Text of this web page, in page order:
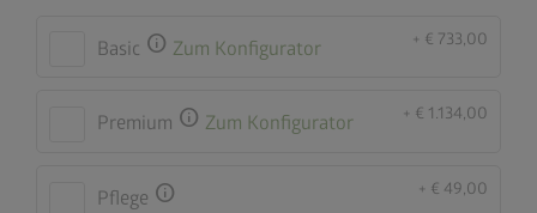
Basic info Zum Konfigurator + € 733,00
Premium info Zum Konfigurator + € 1.134,00
Pflege info + € 49,00